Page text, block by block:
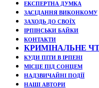
ЕКСПЕРТНА ДУМКА
ЗАСІДАННЯ ВИКОНКОМУ
ЗАХОДЬ ДО СВОЇХ
ІРПІНСЬКИ БАЙКИ
КОНТАКТИ
КРИМІНАЛЬНЕ
КУДИ ПІТИ В ІРПЕНІ
МІСЦЕ ПІД СОНЦЕМ
НАДЗВИЧАЙНІ ПОДЇЇ
НАШІ АВТОРИ